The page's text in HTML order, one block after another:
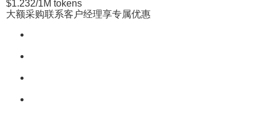
$1.232/1M tokens
大额采购联系客户经理享专属优惠